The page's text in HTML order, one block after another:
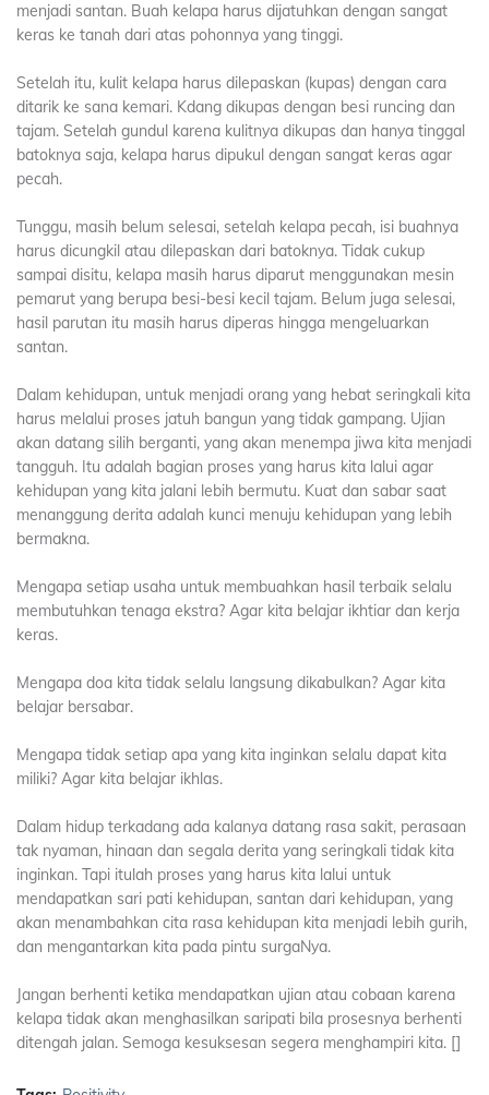
menjadi santan. Buah kelapa harus dijatuhkan dengan sangat
keras ke tanah dari atas pohonnya yang tinggi.
Setelah itu, kulit kelapa harus dilepaskan (kupas) dengan cara
ditarik ke sana kemari. Kdang dikupas dengan besi runcing dan
tajam. Setelah gundul karena kulitnya dikupas dan hanya tinggal
batoknya saja, kelapa harus dipukul dengan sangat keras agar
pecah.
Tunggu, masih belum selesai, setelah kelapa pecah, isi buahnya
harus dicungkil atau dilepaskan dari batoknya. Tidak cukup
sampai disitu, kelapa masih harus diparut menggunakan mesin
pemarut yang berupa besi-besi kecil tajam. Belum juga selesai,
hasil parutan itu masih harus diperas hingga mengeluarkan
santan.
Dalam kehidupan, untuk menjadi orang yang hebat seringkali kita
harus melalui proses jatuh bangun yang tidak gampang. Ujian
akan datang silih berganti, yang akan menempa jiwa kita menjadi
tangguh. Itu adalah bagian proses yang harus kita lalui agar
kehidupan yang kita jalani lebih bermutu. Kuat dan sabar saat
menanggung derita adalah kunci menuju kehidupan yang lebih
bermakna.
Mengapa setiap usaha untuk membuahkan hasil terbaik selalu
membutuhkan tenaga ekstra? Agar kita belajar ikhtiar dan kerja
keras.
Mengapa doa kita tidak selalu langsung dikabulkan? Agar kita
belajar bersabar.
Mengapa tidak setiap apa yang kita inginkan selalu dapat kita
miliki? Agar kita belajar ikhlas.
Dalam hidup terkadang ada kalanya datang rasa sakit, perasaan
tak nyaman, hinaan dan segala derita yang seringkali tidak kita
inginkan. Tapi itulah proses yang harus kita lalui untuk
mendapatkan sari pati kehidupan, santan dari kehidupan, yang
akan menambahkan cita rasa kehidupan kita menjadi lebih gurih,
dan mengantarkan kita pada pintu surgaNya.
Jangan berhenti ketika mendapatkan ujian atau cobaan karena
kelapa tidak akan menghasilkan saripati bila prosesnya berhenti
ditengah jalan. Semoga kesuksesan segera menghampiri kita. []